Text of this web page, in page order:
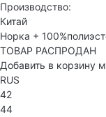
Производство:
Китай
Норка +
ТОВАР РАСПРОДАН
Добавить в корзину
RUS
42
44